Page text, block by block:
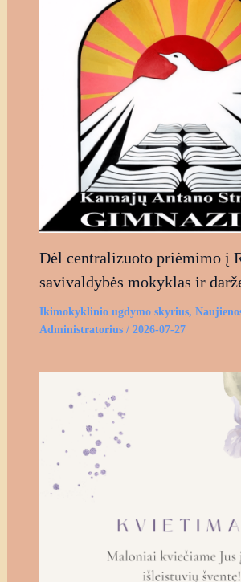
Dėl centralizuoto priėmimo į
savivaldybės mokyklas ir
Ikimokyklinio ugdymo skyrius,
Administratorius / 2026-07-27